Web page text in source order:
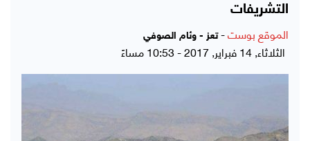
التشريفات
الموقع بوست-تعز - وئام الصوفي
الثلاثاء, 14 فبراير, 2017 - 10:53 مساءً